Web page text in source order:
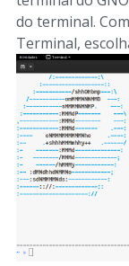
do terminal.
Terminal,